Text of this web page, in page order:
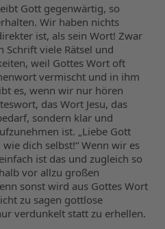
Gott gegenwärtig, so
Wir haben nichts
ist, als sein Wort! Zwar
Schrift viele Rätsel und
weil Gottes Wort oft
vermischt und in ihm
es, wenn wir nur hören
das Wort Jesu, das
sondern klar und
ist. „Liebe Gott
dich selbst!“ Wenn wir es
ist das und zugleich so
vor allzu großen
sonst wird aus Gottes Wort
zu sagen gottlose
verdunkelt statt zu erhellen.